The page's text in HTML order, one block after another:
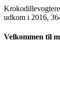
udkom i 2016,
Velkommen til